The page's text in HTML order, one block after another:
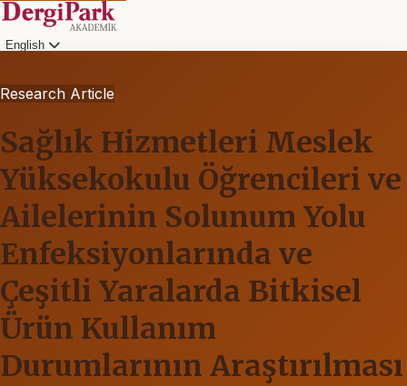
English
Research Article
Sağlık Hizmetleri Meslek
Yüksekokulu Öğrencileri ve
Ailelerinin Solunum Yolu
Enfeksiyonlarında ve
Çeşitli Yaralarda Bitkisel
Ürün Kullanım
Durumlarının Araştırılması